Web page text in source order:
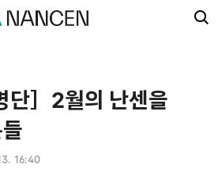
단］2월의 난센을
16:40